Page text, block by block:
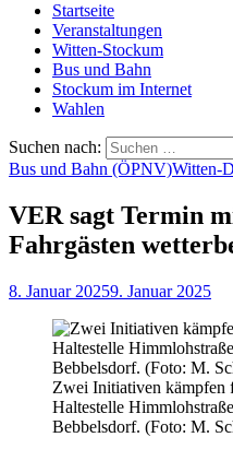
Startseite
Veranstaltungen
Witten-Stockum
Bus und Bahn
Stockum im Internet
Wahlen
Suchen nach:
Bus und Bahn (ÖPNV)Witten-
VER sagt Termin
Fahrgästen
8. Januar 20259. Januar 2025
Zwei Initiativen kämpfen
Haltestelle
Bebbelsdorf. (Foto: M.